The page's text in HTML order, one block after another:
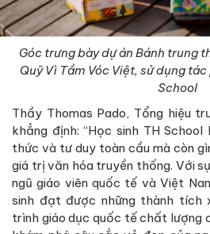
Góc trưng bày dự án Bánh trung
Quỹ Vì Tầm Vóc Việt, sử dụng
School
Thầy Thomas Pado, Tổng hiệu
khẳng định: “Học sinh TH
thức và tư duy toàn cầu mà còn
giá trị văn hóa truyền thống. Với
ngũ giáo viên quốc tế và Việt
sinh đạt được những thành tích
trình giáo dục quốc tế chất lượng